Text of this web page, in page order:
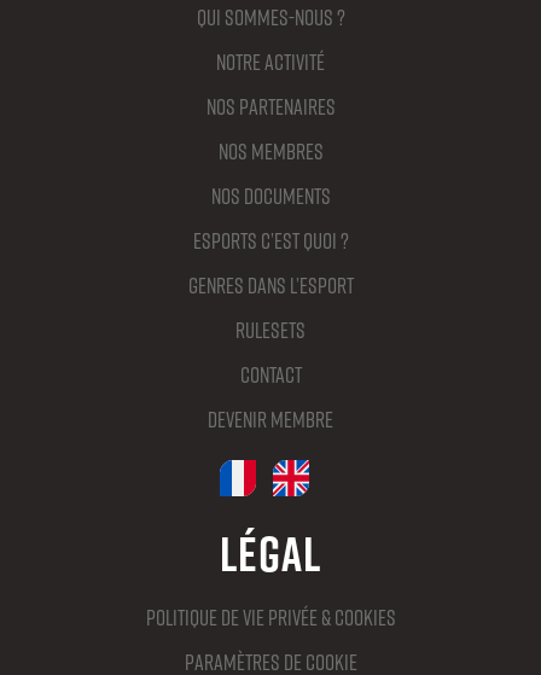
Qui sommes-nous ?
Notre activité
Nos partenaires
Nos membres
Nos documents
Esports c’est quoi ?
Genres dans l’Esport
Rulesets
Contact
Devenir membre
Légal
Politique de vie privée & cookies
Paramètres de cookie